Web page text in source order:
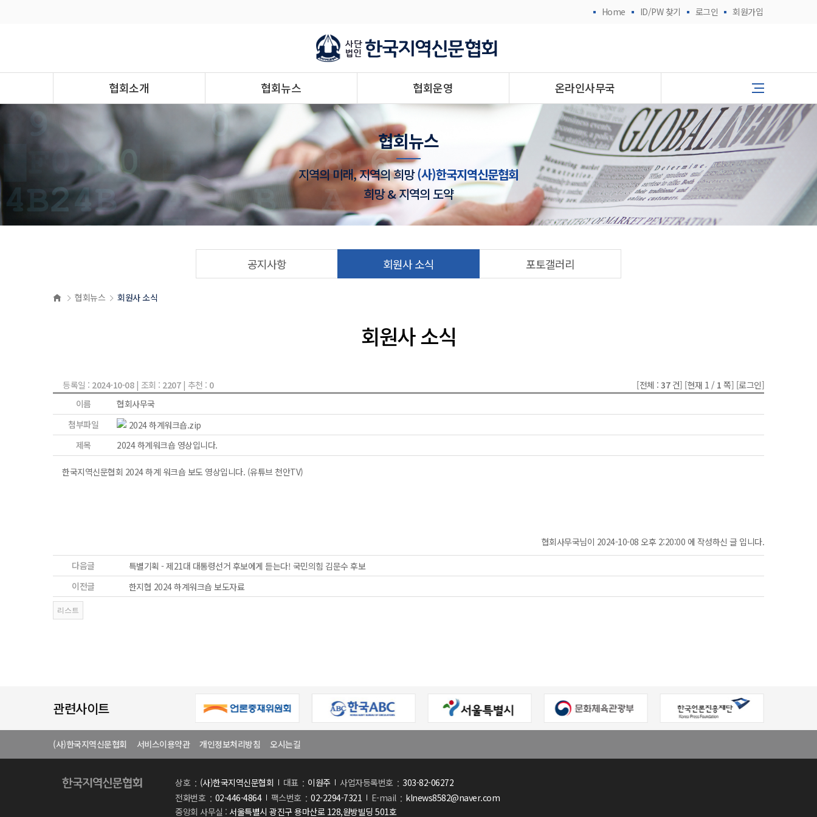
Home ID/PW 찾기 로그인 회원가입
협회소개 협회뉴스 협회운영 온라인사무국
협회뉴스
지역의 미래, 지역의 희망(사)한국지역신문협회
희망 & 지역의 도약
공지사항 회원사 소식 포토갤러리
협회뉴스 회원사 소식
회원사 소식
등록일 : 2024-10-08| 조회 : 2207| 추천 : 0 [전체 : 37건] [현재 1 / 1 쪽] [로그인]
이름
협회사무국
첨부파일
2024 하계워크숍.zip
제목
2024 하계워크숍 영상입니다.
한국지역신문협회 2024 하계 워크숍 보도 영상입니다. (유튜브 천안TV)
협회사무국님이 2024-10-08 오후 2:20:00 에 작성하신 글 입니다.
다음글
특별기획 - 제21대 대통령선거 후보에게 듣는다! 국민의힘 김문수 후보
이전글
한지협 2024 하계워크숍 보도자료
관련사이트
(사)한국지역신문협회 서비스이용약관 개인정보처리방침 오시는길
상호 (사)한국지역신문협회 대표 이원주 사업자등록번호
303-82-06272
전화번호
02-446-4864 팩스번호 02-2294-7321 E-mail
klnews8582@naver.com
중앙회 사무실 : 서울특별시 광진구 용마산로 128,원방빌딩 501호